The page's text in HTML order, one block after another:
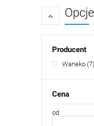
Producent
Waneko (7)
Cena
od